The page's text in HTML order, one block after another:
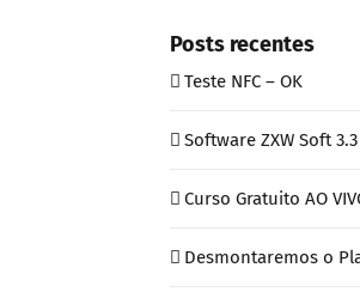
Posts recentes
Teste NFC – OK
Software ZXW Soft
Curso Gratuito AO
Desmontaremos o